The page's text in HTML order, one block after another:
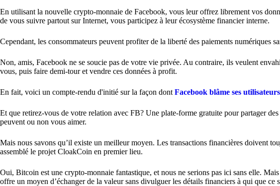
En utilisant la nouvelle crypto-monnaie de Facebook, vous leur offrez librement vos
de vous suivre partout sur Internet, vous participez à leur écosystème financier interne.
Cependant, les consommateurs peuvent profiter de la liberté des paiements numériques
Non, amis, Facebook ne se soucie pas de votre vie privée. Au contraire, ils veulent
vous, puis faire demi-tour et vendre ces données à profit.
En fait, voici un compte-rendu d'initié sur la façon dont Facebook blâme ses utilisateurs
Et que retirez-vous de votre relation avec FB? Une plate-forme gratuite pour partager
peuvent ou non vous aimer.
Mais nous savons qu’il existe un meilleur moyen. Les transactions financières doivent
assemblé le projet CloakCoin en premier lieu.
Oui, Bitcoin est une crypto-monnaie fantastique, et nous ne serions pas ici sans elle.
offre un moyen d’échanger de la valeur sans divulguer les détails financiers à qui que ce